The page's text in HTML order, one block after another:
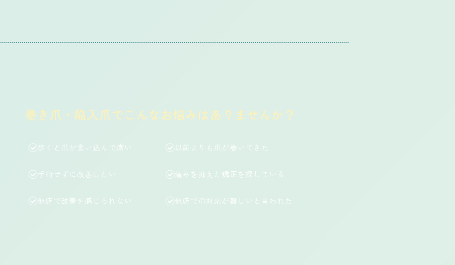
巻き爪・陥入爪でこんなお悩みはありませんか？
歩くと爪が食い込んで痛い 以前よりも爪が巻いてきた
手術せずに改善したい 痛みを抑えた矯正を探している
他店で改善を感じられない 他店での対応が難しいと言われた